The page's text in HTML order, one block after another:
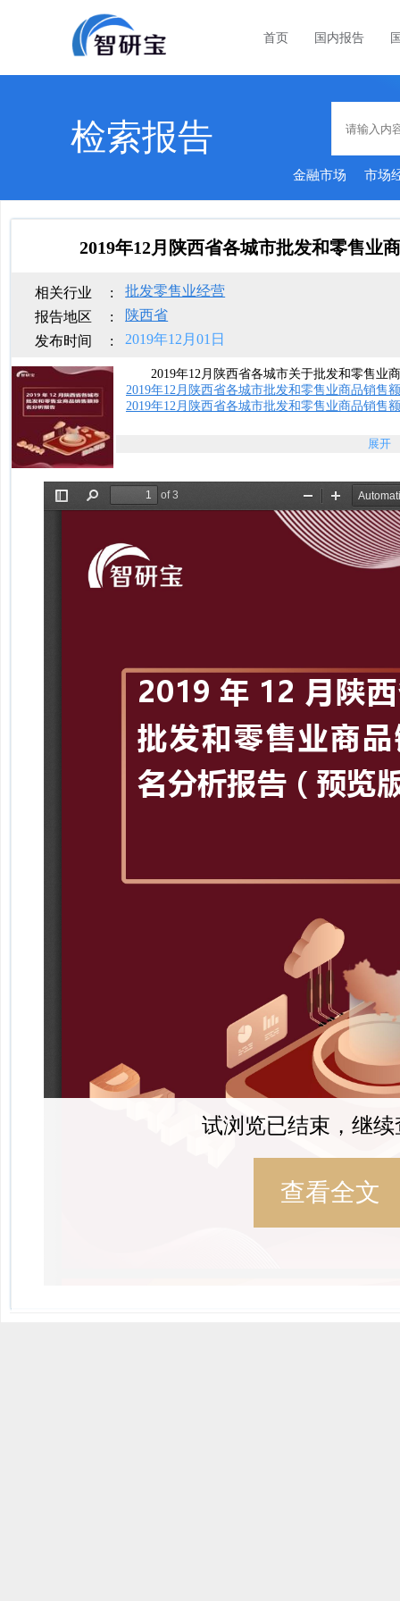
首页 国内报告
检索报告
金融市场 市场
2019年12月陕西省各城市批发和零售业
相关行业 :
批发零售业经营
报告地区
:
陕西省
发布时间
: 2019年12月01日
2019年12月陕西省各城市关于批发和零售业
2019年12月陕西省各城市批发和零售业商品销售
2019年12月陕西省各城市批发和零售业商品销售
展开
试浏览已结束，继续
查看全文